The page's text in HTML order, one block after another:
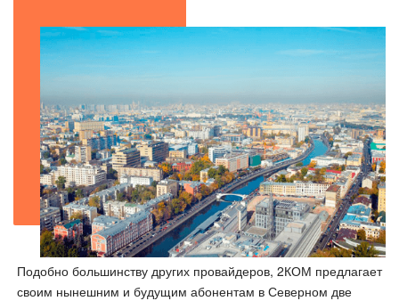
Подобно большинству других провайдеров, 2КОМ предлагает
своим нынешним и будущим абонентам в Северном две